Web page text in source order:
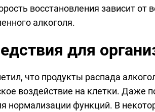
восстановления зависит от
алкоголя.
для
что продукты распада
воздействие на клетки. Даже
нормализации функций. В